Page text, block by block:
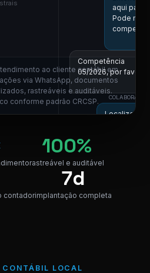
aqui para
Pode me
Competência
05/2026, por favor.
Localizei!
enviada. Registrado
ao cliente contábil em
via WhatsApp, documentos
rastreáveis e auditáveis.
conforme padrão CRCSP.
100%
rastreável e auditável
contador
7d
implantação completa
CONTÁBIL LOCAL